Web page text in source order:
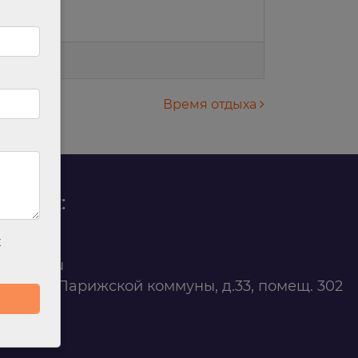
Время отдыха
45
ул. Парижской коммуны, д.33, помещ. 302